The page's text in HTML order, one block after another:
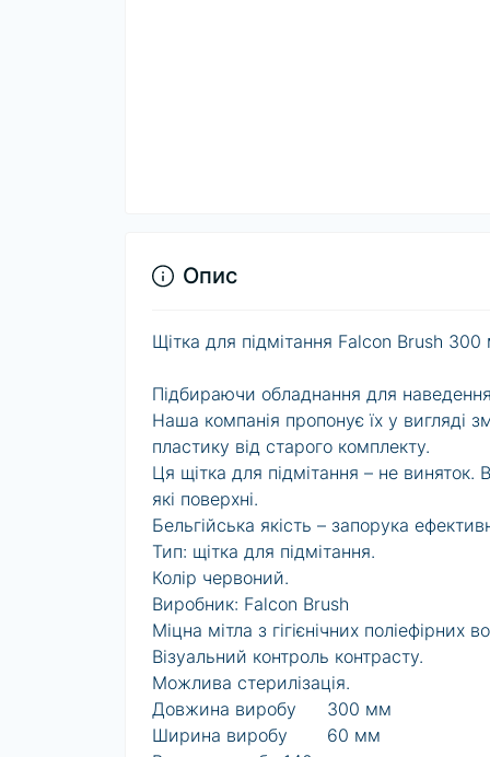
Опис
Щітка для підмітання Falcon Brush
Підбираючи обладнання для
Наша компанія пропонує їх у вигляді
пластику від старого комплекту.
Ця щітка для підмітання – не виняток.
які поверхні.
Бельгійська якість – запорука
Тип: щітка для підмітання.
Колір червоний.
Виробник: Falcon Brush
Міцна мітла з гігієнічних
Візуальний контроль контрасту.
Можлива стерилізація.
Довжина виробу
300 мм
Ширина виробу
60 мм